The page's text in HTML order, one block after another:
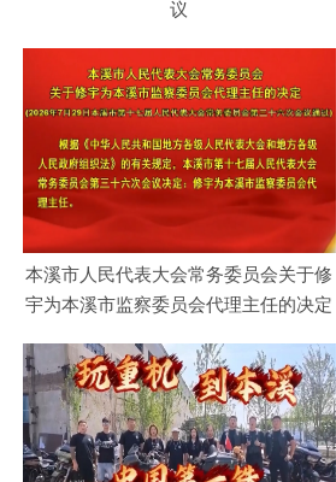
议
本溪市人民代表大会常务委员会关于修
宇为本溪市监察委员会代理主任的决定